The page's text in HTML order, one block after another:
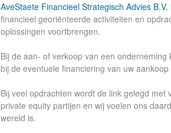
AveStaete Financieel Strategisch Advies B.V.
financieel georiënteerde activiteiten en
oplossingen voortbrengen.
Bij de aan- of verkoop van een
bij de eventuele financiering van uw
Bij veel opdrachten wordt de link gelegd
private equity partijen en wij voelen ons
wereld is.